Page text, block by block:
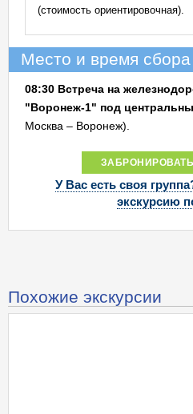
(стоимость ориентировочная).
Место и время сбора
08:30 Встреча на
"Воронеж-1" под
Москва – Воронеж).
ЗАБРОНИРОВАТЬ
У Вас есть своя
экскурсию
Похожие экскурсии